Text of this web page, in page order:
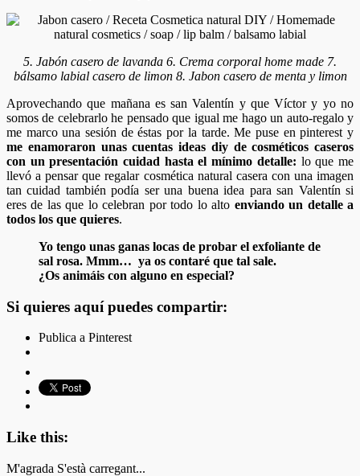
5. Jabón casero de lavanda 6. Crema corporal home made 7.
bálsamo labial casero de limon 8. Jabon casero de menta y limon
Aprovechando que mañana es san Valentín y que Víctor y yo no
somos de celebrarlo he pensado que igual me hago un auto-regalo y
me marco una sesión de éstas por la tarde. Me puse en pinterest y
me enamoraron unas cuentas ideas diy de cosméticos caseros
con un presentación cuidad hasta el mínimo detalle: lo que me
llevó a pensar que regalar cosmética natural casera con una imagen
tan cuidad también podía ser una buena idea para san Valentín si
eres de las que lo celebran por todo lo alto enviando un detalle a
todos los que quieres.
Yo tengo unas ganas locas de probar el exfoliante de
sal rosa. Mmm… ya os contaré que tal sale.
¿Os animáis con alguno en especial?
Si quieres aquí puedes compartir:
Publica a Pinterest
Like this:
M'agrada S'està carregant...